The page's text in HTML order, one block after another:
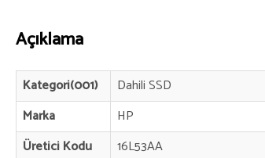
Açıklama
Kategori(001)
Dahili SSD
Marka
HP
Üretici Kodu
16L53AA